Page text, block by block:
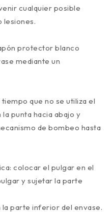
cualquier posible
lesiones.
protector blanco
mediante un
que no se utiliza el
punta hacia abajo y
de bombeo hasta
colocar el pulgar en el
y sujetar la parte
parte inferior del envase.